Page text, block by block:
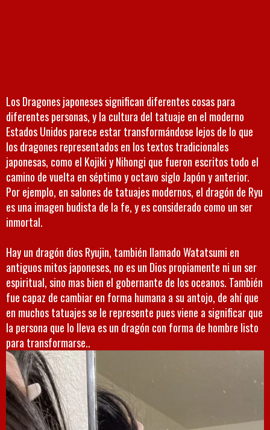
Los Dragones japoneses significan diferentes cosas para
diferentes personas, y la cultura del tatuaje en el moderno
Estados Unidos parece estar transformándose lejos de lo que
los dragones representados en los textos tradicionales
japonesas, como el Kojiki y Nihongi que fueron escritos todo el
camino de vuelta en séptimo y octavo siglo Japón y anterior.
Por ejemplo, en salones de tatuajes modernos, el dragón de Ryu
es una imagen budista de la fe, y es considerado como un ser
inmortal.
Hay un dragón dios Ryujin, también llamado Watatsumi en
antiguos mitos japoneses, no es un Dios propiamente ni un ser
espiritual, sino mas bien el gobernante de los oceanos. También
fue capaz de cambiar en forma humana a su antojo, de ahí que
en muchos tatuajes se le represente pues viene a significar que
la persona que lo lleva es un dragón con forma de hombre listo
para transformarse..